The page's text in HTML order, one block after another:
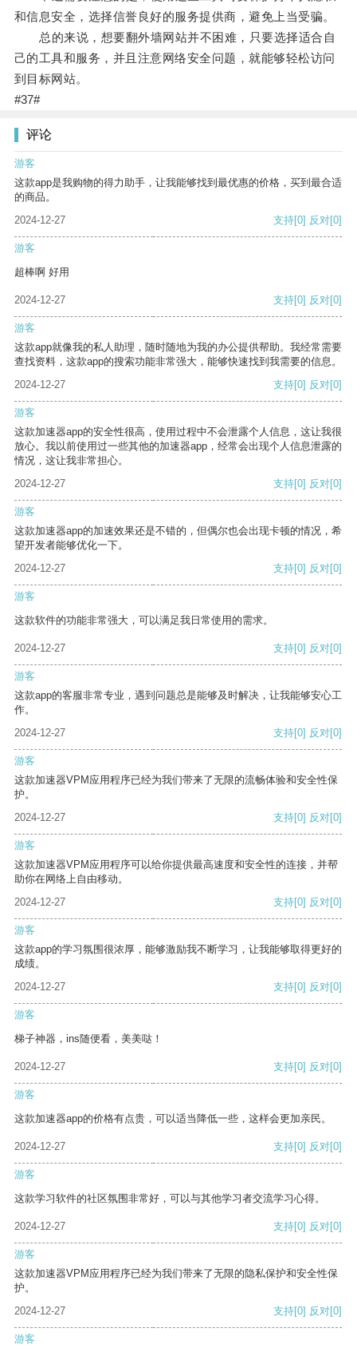
和信息安全，选择信誉良好的服务提供商，避免上当受骗。
总的来说，想要翻外墙网站并不困难，只要选择适合自
己的工具和服务，并且注意网络安全问题，就能够轻松访问
到目标网站。
#37#
评论
游客
这款app是我购物的得力助手，让我能够找到最优惠的价格，买到最合适
的商品。
2024-12-27
支持[0] 反对[0]
游客
超棒啊 好用
2024-12-27 支持[0] 反对[0]
游客
这款app就像我的私人助理，随时随地为我的办公提供帮助。我经常需要
查找资料，这款app的搜索功能非常强大，能够快速找到我需要的信息。
2024-12-27
支持[0] 反对[0]
游客
这款加速器app的安全性很高，使用过程中不会泄露个人信息，这让我很
放心。我以前使用过一些其他的加速器app，经常会出现个人信息泄露的
情况，这让我非常担心。
2024-12-27
支持[0] 反对[0]
游客
这款加速器app的加速效果还是不错的，但偶尔也会出现卡顿的情况，希
望开发者能够优化一下。
2024-12-27
支持[0] 反对[0]
游客
这款软件的功能非常强大，可以满足我日常使用的需求。
2024-12-27 支持[0] 反对[0]
游客
这款app的客服非常专业，遇到问题总是能够及时解决，让我能够安心工
作。
2024-12-27
支持[0] 反对[0]
游客
这款加速器VPM应用程序已经为我们带来了无限的流畅体验和安全性保
护。
2024-12-27
支持[0] 反对[0]
游客
这款加速器VPM应用程序可以给你提供最高速度和安全性的连接，并帮
助你在网络上自由移动。
2024-12-27
支持[0] 反对[0]
游客
这款app的学习氛围很浓厚，能够激励我不断学习，让我能够取得更好的
成绩。
2024-12-27
支持[0] 反对[0]
游客
梯子神器，ins随便看，美美哒！
2024-12-27 支持[0] 反对[0]
游客
这款加速器app的价格有点贵，可以适当降低一些，这样会更加亲民。
2024-12-27 支持[0] 反对[0]
游客
这款学习软件的社区氛围非常好，可以与其他学习者交流学习心得。
2024-12-27 支持[0] 反对[0]
游客
这款加速器VPM应用程序已经为我们带来了无限的隐私保护和安全性保
护。
2024-12-27
支持[0] 反对[0]
游客